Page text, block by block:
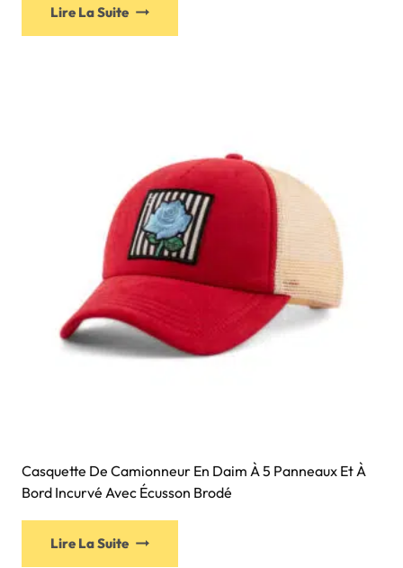
Lire La Suite
Casquette De Camionneur En Daim À 5 Panneaux Et À
Bord Incurvé Avec Écusson Brodé
Lire La Suite